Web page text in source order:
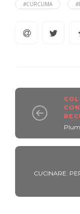
#CURCUMA
CUCINARE.